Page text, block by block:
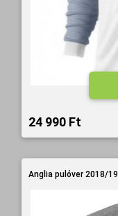
24 990 Ft‎
Anglia pulóver 2018/19